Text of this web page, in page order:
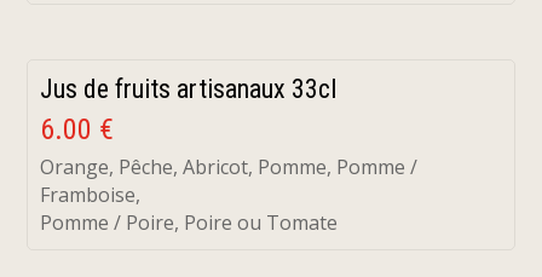
Jus de fruits artisanaux 33cl
6.00 €
Orange, Pêche, Abricot, Pomme, Pomme /
Framboise,
Pomme / Poire, Poire ou Tomate